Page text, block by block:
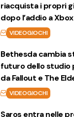
riacquista i propri
dopo l’addio a Xbox
VIDEOGIOCHI
Bethesda cambia
futuro dello studio
da Fallout e The
VIDEOGIOCHI
Saros entra nelle